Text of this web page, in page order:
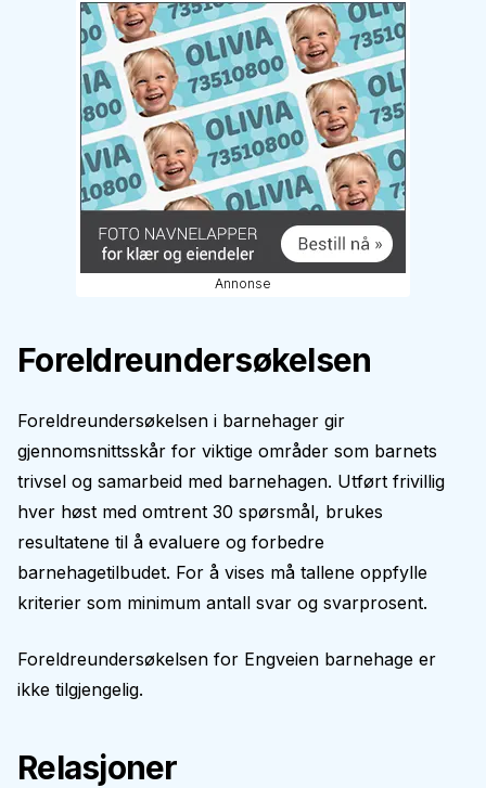
Annonse
Foreldreundersøkelsen
Foreldreundersøkelsen i barnehager gir
gjennomsnittsskår for viktige områder som barnets
trivsel og samarbeid med barnehagen. Utført frivillig
hver høst med omtrent 30 spørsmål, brukes
resultatene til å evaluere og forbedre
barnehagetilbudet. For å vises må tallene oppfylle
kriterier som minimum antall svar og svarprosent.
Foreldreundersøkelsen for Engveien barnehage er
ikke tilgjengelig.
Relasjoner